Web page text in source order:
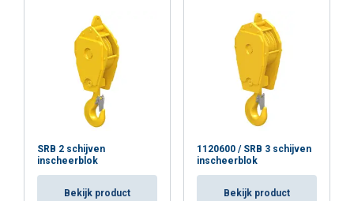
SRB 2 schijven
inscheerblok
Bekijk product
1120600 / SRB 3 schijven
inscheerblok
Bekijk product